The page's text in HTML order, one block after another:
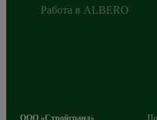
Работа в ALBERO
ООО «Стройгранд»